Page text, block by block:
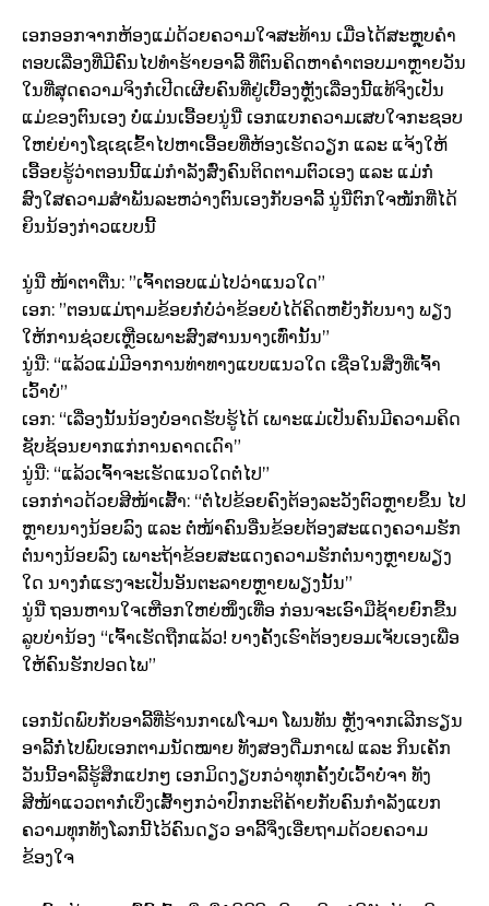
ເອກອອກຈາກຫ້ອງແມ່ດ້ວຍຄວາມໃຈສະທ້ານ ເມື່ອໄດ້ສະຫຼຸບຄຳ
ຕອບເລື່ອງທີ່ມີຄົນໄປທຳຮ້າຍອາລີ້ ທີ່ຕົນຄິດຫາຄຳຕອບມາຫຼາຍວັນ
ໃນທີ່ສຸດຄວາມຈິງກໍ່ເປີດເຜີຍຄົນທີ່ຢູ່ເບື້ອງຫຼັງເລື່ອງນີ້ແທ້ຈິງເປັນ
ແມ່ຂອງຕົນເອງ ບໍ່ແມ່ນເອື້ອຍນູ່ນີ່ ເອກແບກຄວາມເສບໃຈກະຊອບ
ໃຫຍ່ຍ່າງໂຊເຊເຂົ້າໄປຫາເອື້ອຍທີ່ຫ້ອງເຮັດວຽກ ແລະ ແຈ້ງໃຫ້
ເອື້ອຍຮູ້ວ່າຕອນນີ້ແມ່ກຳລັງສົ່ງຄົນຕິດຕາມຕົວເອງ ແລະ ແມ່ກໍ່
ສົງໃສຄວາມສຳພັນລະຫວ່າງຕົນເອງກັບອາລີ້ ນູ່ນີ່ຕົກໃຈໜັກທີ່ໄດ້
ຍິນນ້ອງກ່າວແບບນີ້
ນູ່ນີ່ ໜ້າຕາຕື່ນ:​ ”ເຈົ້າຕອບແມ່ໄປວ່າແນວໃດ”
ເອກ:​ ”ຕອນແມ່ຖາມຂ້ອຍກໍ່ບໍ່ວ່າຂ້ອຍບໍ່ໄດ້ຄິດຫຍັງກັບນາງ ພຽງ
ໃຫ້ການຊ່ວຍເຫຼືອເພາະສົງສານນາງເທົ່ານັ້ນ”
ນູ່ນີ່: “ແລ້ວແມ່ມີອາການທ່າທາງແບບແນວໃດ ເຊື່ອໃນສິ່ງທີ່ເຈົ້າ
ເວົ້າບໍ່”
ເອກ:​ “ເລື່ອງນັ້ນນ້ອງບໍ່ອາດຮັບຮູ້ໄດ້ ເພາະແມ່ເປັນຄົນມີຄວາມຄິດ
ຊັບຊ້ອນຍາກແກ່ການຄາດເດົາ”
ນູ່ນີ່: “ແລ້ວເຈົ້າຈະເຮັດແນວໃດຕໍ່ໄປ”
ເອກກ່າວດ້ວຍສີໜ້າເສົ້າ: “ຕໍ່ໄປຂ້ອຍຄົງຕ້ອງລະວັງຕົວຫຼາຍຂຶ້ນ ໄປ
ຫຼາຍນາງນ້ອຍລົງ ແລະ ຕໍ່ໜ້າຄົນອື່ນຂ້ອຍຕ້ອງສະແດງຄວາມຮັກ
ຕໍ່ນາງນ້ອຍລົງ ເພາະຖ້າຂ້ອຍສະແດງຄວາມຮັກຕໍ່ນາງຫຼາຍພຽງ
ໃດ ນາງກໍ່ແຮງຈະເປັນອັນຕະລາຍຫຼາຍພຽງນັ້ນ”
ນູ່ນີ່ ຖອນຫານໃຈເຫືອກໃຫຍ່ໜຶ່ງເທື່ອ ກ່ອນຈະເອົາມືຊ້າຍຍົກຂື້ນ
ລູບບ່ານ້ອງ “ເຈົ້າເຮັດຖືກແລ້ວ! ບາງຄັ້ງເຮົາຕ້ອງຍອມເຈັບເອງເພື່ອ
ໃຫ້ຄົນຮັກປອດໄພ”
ເອກນັດພົບກັບອາລີ້ທີ່ຮ້ານກາເຟໂຈມາ ໂພນທັນ ຫຼັງຈາກເລີກຮຽນ
ອາລີ້ກໍ່ໄປພົບເອກຕາມນັດໝາຍ ທັງສອງດື່ມກາເຟ ແລະ ກິນເຄັກ
ວັນນີ້ອາລີ້ຮູ້ສຶກແປກໆ ເອກມິດງຽບກວ່າທຸກຄັ້ງບໍ່ເວົ້າບໍ່ຈາ ທັງ
ສີໜ້າແວວຕາກໍ່ເບິ່ງເສົ້າໆກວ່າປົກກະຕິຄ້າຍກັບຄົນກຳລັງແບກ
ຄວາມທຸກທັງໂລກນີ້ໄວ້ຄົນດຽວ ອາລີ້ຈິ່ງເອີ່ຍຖາມດ້ວຍຄວາມ
ຂ້ອງໃຈ